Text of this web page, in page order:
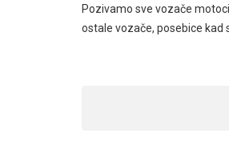
Pozivamo sve vozače
ostale vozače, posebice kad